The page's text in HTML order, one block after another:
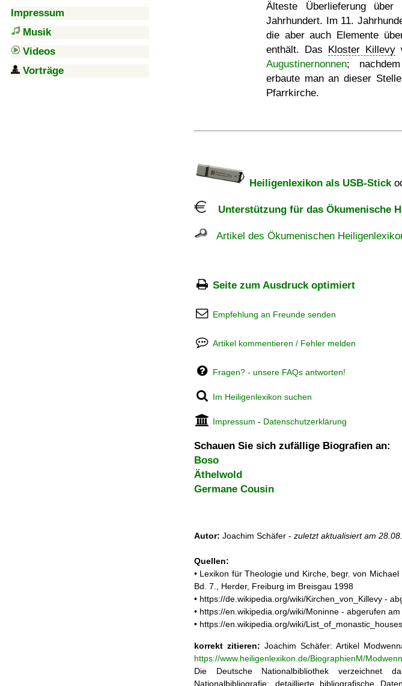
Impressum
Musik
Videos
Vorträge
Älteste Überlieferung
Jahrhundert. Im 11.
die aber auch Elemente
enthält. Das Kloster Killevy
Augustinernonnen;
erbaute man an dieser
Pfarrkirche.
Heiligenlexikon als USB-Stick
Unterstützung für das Ökumenische
Artikel des Ökumenischen
Seite zum Ausdruck optimiert
Empfehlung an Freunde senden
Artikel kommentieren / Fehler melden
Fragen? - unsere FAQs antworten!
Im Heiligenlexikon suchen
Impressum - Datenschutzerklärung
Schauen Sie sich zufällige Biografien an:
Boso
Äthelwold
Germane Cousin
Autor: Joachim Schäfer - zuletzt aktualisiert am
Quellen:
• Lexikon für Theologie und Kirche, begr. von
Bd. 7., Herder, Freiburg im Breisgau 1998
• https://de.wikipedia.org/wiki/Kirchen_von_Killevy -
• https://en.wikipedia.org/wiki/Moninne - abgerufen
• https://en.wikipedia.org/wiki/
korrekt zitieren: Joachim Schäfer: Artikel
https://www.heiligenlexikon.de/BiographienM/
Die Deutsche Nationalbibliothek verzeichnet
Nationalbibliografie; detaillierte bibliografische